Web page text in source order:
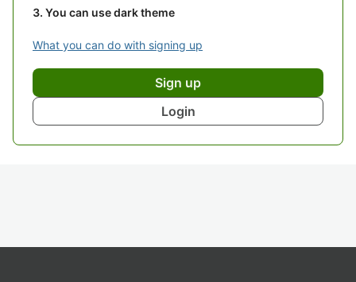
You can use dark theme
What you can do with signing up
Sign up
Login